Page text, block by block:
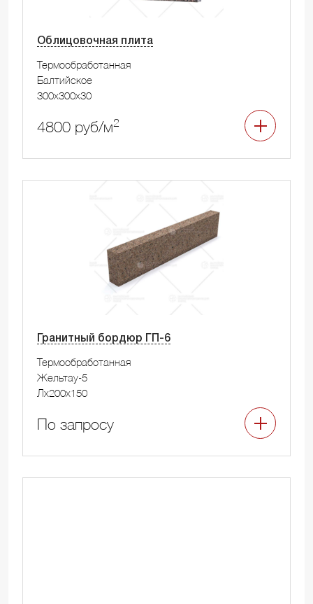
Облицовочная плита
Термообработанная
Балтийское
300x300x30
4800 руб/м2
Гранитный бордюр ГП-6
Термообработанная
Жельтау-5
Лx200x150
По запросу